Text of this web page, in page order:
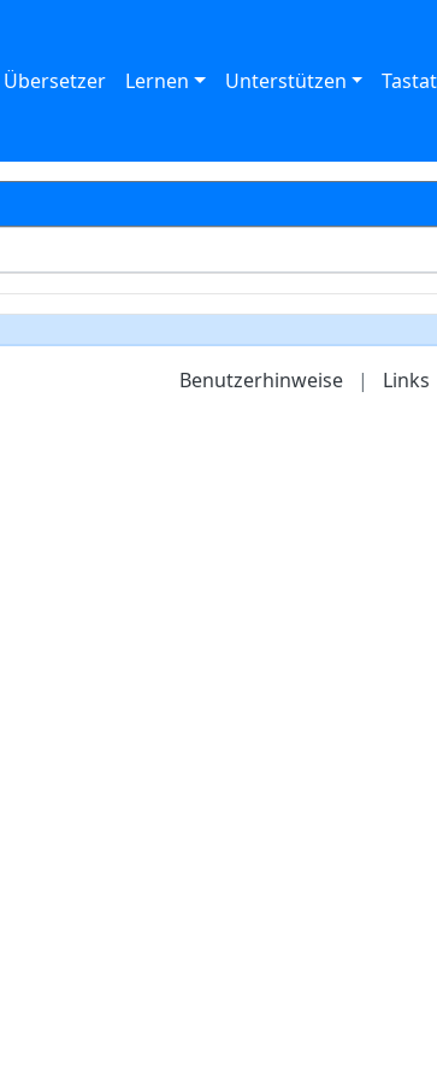
Übersetzer Lernen Unterstützen
Benutzerhinweise | Links